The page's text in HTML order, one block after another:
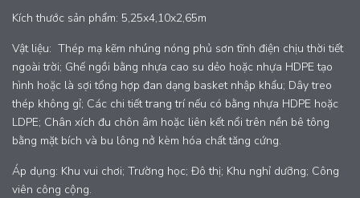
Kích thước sản phẩm: 5,25x4,10x2,65m
Vật liệu: Thép mạ kẽm nhúng nóng phủ sơn tĩnh điện chịu thời tiết
ngoài trời; Ghế ngồi bằng nhựa cao su dẻo hoặc nhựa HDPE tạo
hình hoặc là sợi tổng hợp đan dạng basket nhập khẩu; Dây treo
thép không gỉ; Các chi tiết trang trí nếu có bằng nhựa HDPE hoặc
LDPE; Chân xích đu chôn âm hoặc liên kết nổi trên nền bê tông
bằng mặt bích và bu lông nở kèm hóa chất tăng cứng.
Áp dụng: Khu vui chơi; Trường học; Đô thị; Khu nghỉ dưỡng; Công
viên công cộng.